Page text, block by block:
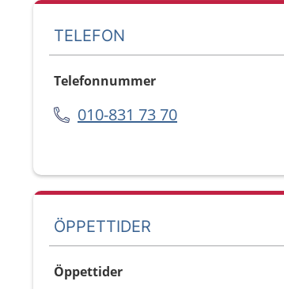
TELEFON
Telefonnummer
010-831 73 70
ÖPPETTIDER
Öppettider